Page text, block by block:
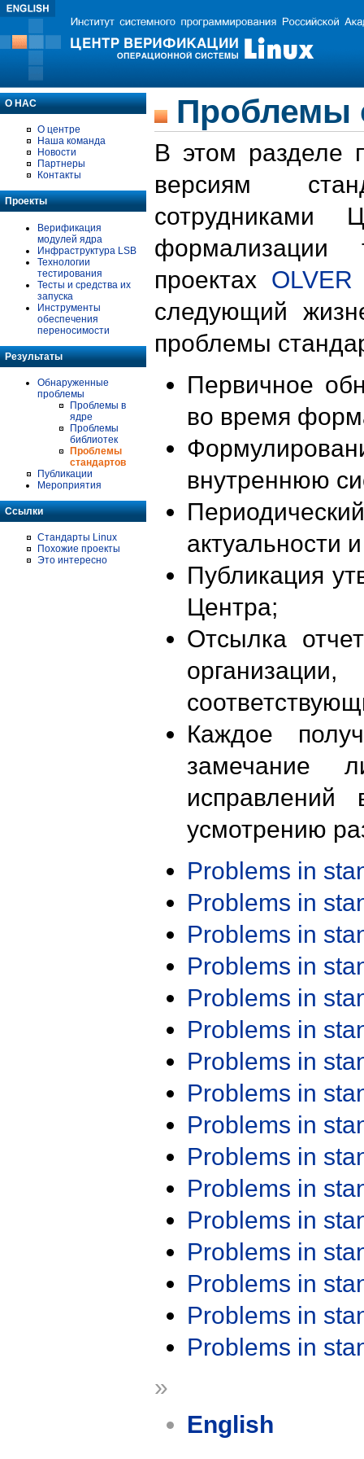
О НАС
О центре
Наша команда
Новости
Партнеры
Контакты
Проекты
Верификация
модулей ядра
Инфраструктура LSB
Технологии
тестирования
Тесты и средства их
запуска
Инструменты
обеспечения
переносимости
Результаты
Обнаруженные
проблемы
Проблемы в
ядре
Проблемы
библиотек
Проблемы
стандартов
Публикации
Мероприятия
Ссылки
Стандарты Linux
Похожие проекты
Это интересно
Проблемы
В этом разделе
версиям
формализации
проектах OLVER
следующий
проблемы
Первичное
во время
внутреннюю
актуальности
Публикация
Центра;
Отсылка
Каждое
замечание
исправлений
усмотрению
Problems in
Problems in
Problems in
Problems in
Problems in
Problems in
Problems in
Problems in
Problems in
Problems in
Problems in
Problems in
Problems in
Problems in
Problems in
Problems in
»
English